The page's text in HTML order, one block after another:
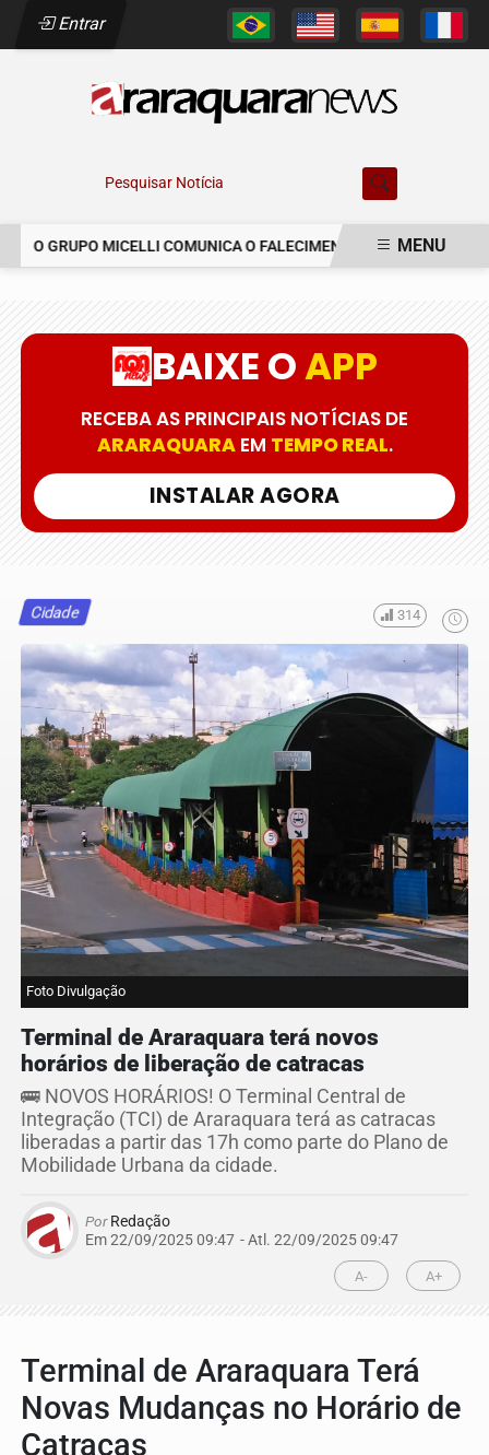
Entrar
Pesquisar Notícia
O GRUPO MICELLI COMUNICA O FALECIMENTO DO SR. MARCELO
MENU
BAIXE OAPP
RECEBA AS PRINCIPAIS NOTÍCIAS DE
ARARAQUARAEM TEMPO REAL.
INSTALAR AGORA
Cidade 314
Foto Divulgação
Terminal de Araraquara terá novos
horários de liberação de catracas
🚌 NOVOS HORÁRIOS! O Terminal Central de
Integração (TCI) de Araraquara terá as catracas
liberadas a partir das 17h como parte do Plano de
Mobilidade Urbana da cidade.
PorRedação
Em 22/09/2025 09:47 - Atl. 22/09/2025 09:47
A- A+
Terminal de Araraquara Terá
Novas Mudanças no Horário de
Catracas